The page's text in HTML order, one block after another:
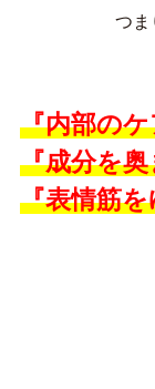
つま
『内部の
『成分を
『表情筋